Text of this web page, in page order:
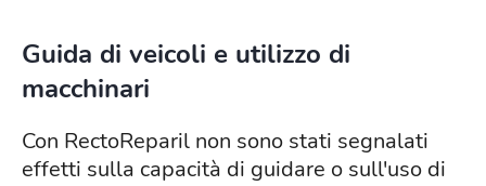
Guida di veicoli e utilizzo di
macchinari
Con RectoReparil non sono stati segnalati
effetti sulla capacità di guidare o sull'uso di